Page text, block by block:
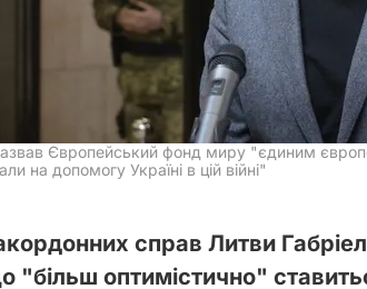
Європейський фонд миру "єдиним
на допомогу Україні в цій війні"
справ Литви
"більш оптимістично"